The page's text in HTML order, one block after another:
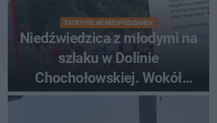
TATRY PEŁNE NIESPODZIANEK
Niedźwiedzica z młodymi na
szlaku w Dolinie
Chochołowskiej. Wokół
turyści!